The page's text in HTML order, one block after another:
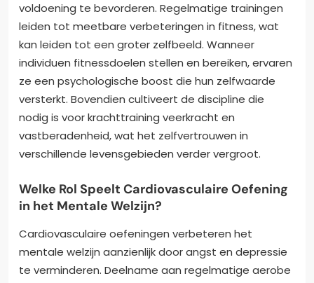
voldoening te bevorderen. Regelmatige trainingen
leiden tot meetbare verbeteringen in fitness, wat
kan leiden tot een groter zelfbeeld. Wanneer
individuen fitnessdoelen stellen en bereiken, ervaren
ze een psychologische boost die hun zelfwaarde
versterkt. Bovendien cultiveert de discipline die
nodig is voor krachttraining veerkracht en
vastberadenheid, wat het zelfvertrouwen in
verschillende levensgebieden verder vergroot.
Welke Rol Speelt Cardiovasculaire Oefening
in het Mentale Welzijn?
Cardiovasculaire oefeningen verbeteren het
mentale welzijn aanzienlijk door angst en depressie
te verminderen. Deelname aan regelmatige aerobe